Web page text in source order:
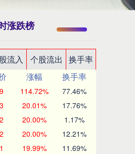
涨跌榜
流入 个股流出
换手率
涨幅
换手率
114.72% 77.46%
20.01% 17.76%
20.00% 1.17%
20.00% 12.21%
19.99% 11.69%